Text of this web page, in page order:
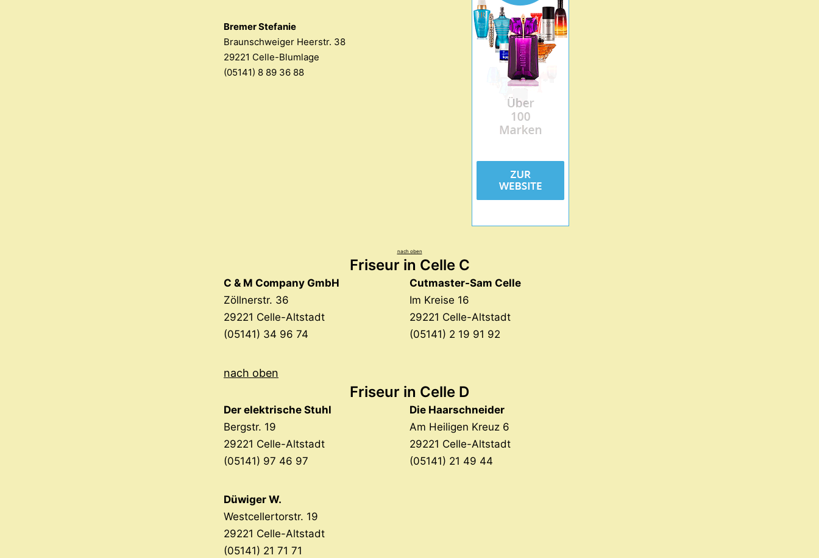
Bremer Stefanie
Braunschweiger Heerstr. 38
29221 Celle-Blumlage
(05141) 8 89 36 88
nach oben
Friseur in Celle C
C & M Company GmbH
Zöllnerstr. 36
29221 Celle-Altstadt
(05141) 34 96 74
Cutmaster-Sam Celle
Im Kreise 16
29221 Celle-Altstadt
(05141) 2 19 91 92
nach oben
Friseur in Celle D
Der elektrische Stuhl
Bergstr. 19
29221 Celle-Altstadt
(05141) 97 46 97
Die Haarschneider
Am Heiligen Kreuz 6
29221 Celle-Altstadt
(05141) 21 49 44
Düwiger W.
Westcellertorstr. 19
29221 Celle-Altstadt
(05141) 21 71 71